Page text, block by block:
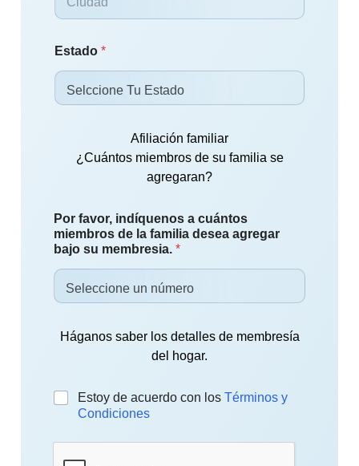
Estado *
Afiliación familiar
¿Cuántos miembros de su familia se
agregaran?
Por favor, indíquenos a cuántos
miembros de la familia desea agregar
bajo su membresia. *
Háganos saber los detalles de membresía
del hogar.
C
c
Estoy de acuerdo con los Términos y
Condiciones